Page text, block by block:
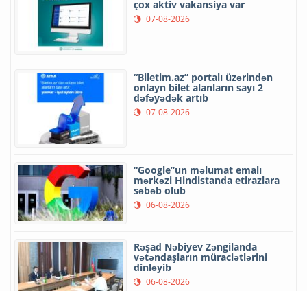
çox aktiv vakansiya var
07-08-2026
“Biletim.az” portalı üzərindən
onlayn bilet alanların sayı 2
dəfəyədək artıb
07-08-2026
“Google”un məlumat emalı
mərkəzi Hindistanda etirazlara
səbəb olub
06-08-2026
Rəşad Nəbiyev Zəngilanda
vətəndaşların müraciətlərini
dinləyib
06-08-2026